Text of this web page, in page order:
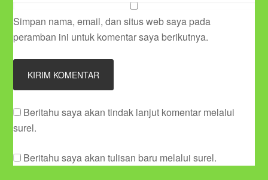
Simpan nama, email, dan situs web saya pada
peramban ini untuk komentar saya berikutnya.
Beritahu saya akan tindak lanjut komentar melalui
surel.
Beritahu saya akan tulisan baru melalui surel.